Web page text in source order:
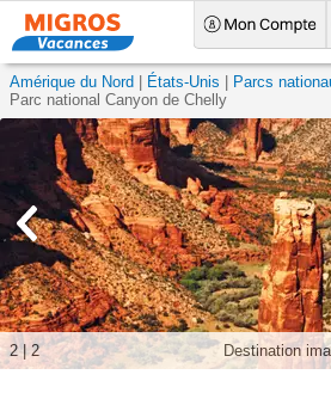
Amérique du Nord États-Unis
Parcs
Parc national Canyon de Chelly
Destination
2| 2